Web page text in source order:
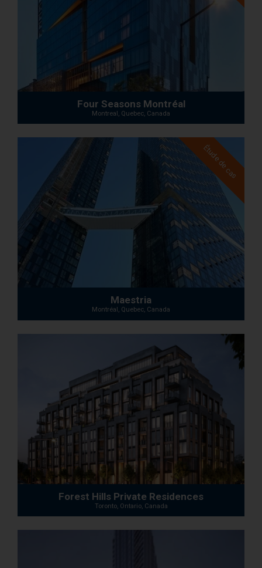
Four Seasons Montréal
Montreal, Quebec, Canada
Étude de cas
Maestria
Montréal, Quebec, Canada
Forest Hills Private Residences
Toronto, Ontario, Canada